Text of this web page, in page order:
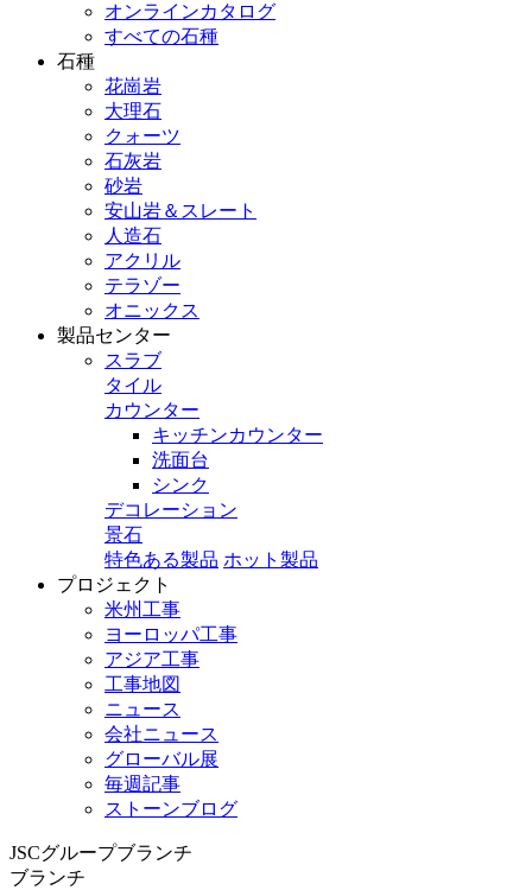
オンラインカタログ
すべての石種
石種
花崗岩
大理石
クォーツ
石灰岩
砂岩
安山岩＆スレート
人造石
アクリル
テラゾー
オニックス
製品センター
スラブ
タイル
カウンター
キッチンカウンター
洗面台
シンク
デコレーション
景石
特色ある製品 ホット製品
プロジェクト
米州工事
ヨーロッパ工事
アジア工事
工事地図
ニュース
会社ニュース
グローバル展
毎週記事
ストーンブログ
JSCグループブランチ
ブランチ